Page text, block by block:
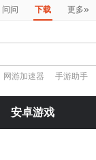
问问 下载 更多»
网游加速器 手游助手
安卓游戏